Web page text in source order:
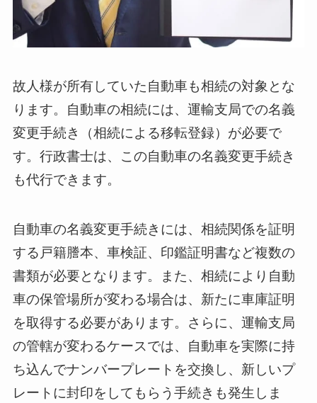
故人様が所有していた自動車も相続の対象とな
ります。自動車の相続には、運輸支局での名義
変更手続き（相続による移転登録）が必要で
す。行政書士は、この自動車の名義変更手続き
も代行できます。
自動車の名義変更手続きには、相続関係を証明
する戸籍謄本、車検証、印鑑証明書など複数の
書類が必要となります。また、相続により自動
車の保管場所が変わる場合は、新たに車庫証明
を取得する必要があります。さらに、運輸支局
の管轄が変わるケースでは、自動車を実際に持
ち込んでナンバープレートを交換し、新しいプ
レートに封印をしてもらう手続きも発生しま